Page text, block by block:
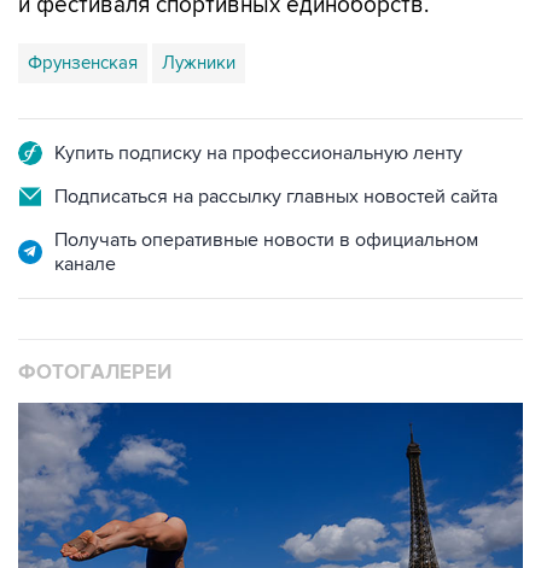
Фрунзенская Лужники
Подписаться на рассылку главных новостей сайта
Получать оперативные новости в официальном